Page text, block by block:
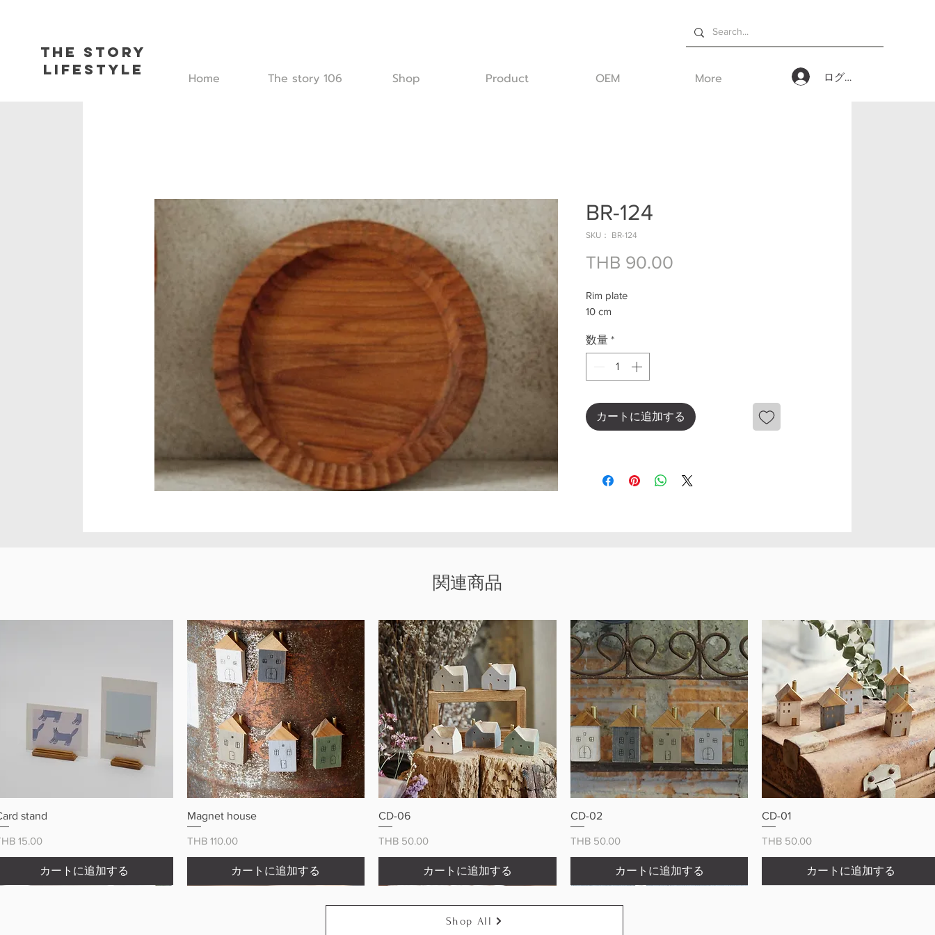
The Story
L ifestyle
Home The story 106 Shop Product OEM More ログイン
BR-124
SKU： BR-124
THB 90.00価格
Rim plate
10 cm
数量 *
カートに追加する
関連商品
stand
格 15.00
カートに追加する
クイックビュー
Magnet house
価格
THB 110.00
カートに追加する
CD-06
価格
THB 50.00
カートに追加する
CD-02
価格
THB 50.00
カートに追加する
CD-01
価格
THB 50.00
カートに追加する
Shop All